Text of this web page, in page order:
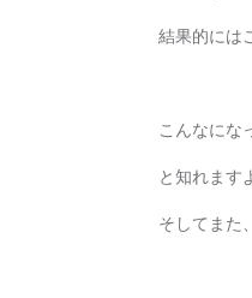
結果的には
こんなにな
と知れます
そしてまた